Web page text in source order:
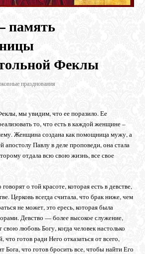
память
Феклы
празднования
мы увидим, что ее поразило. Ее
то, что есть в каждой женщине –
Женщина создана как помощница мужу, а
апостолу Павлу в деле проповеди, она стала
отдала всю свою жизнь, все свое
о той красоте, которая есть в девстве,
Церковь всегда считала, что брак ниже, чем
не может, это ересь, которая была
Девство — более высокое служение,
свою любовь Богу, когда человек настолько
что готов ради Него отказаться от всего,
Бога, что готов бросить все, чтобы найти Его